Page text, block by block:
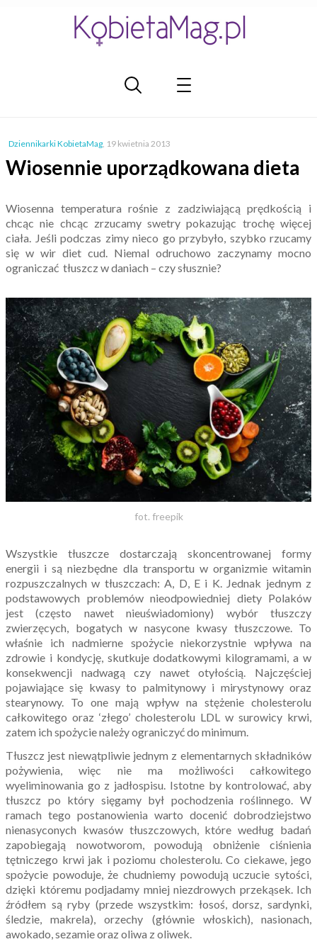
Dziennikarki KobietaMag, 19 kwietnia 2013
Wiosennie uporządkowana dieta
Wiosenna temperatura rośnie z zadziwiającą prędkością i
chcąc nie chcąc zrzucamy swetry pokazując trochę więcej
ciała. Jeśli podczas zimy nieco go przybyło, szybko rzucamy
się w wir diet cud. Niemal odruchowo zaczynamy mocno
ograniczać tłuszcz w daniach – czy słusznie?
fot. freepik
Wszystkie tłuszcze dostarczają skoncentrowanej formy
energii i są niezbędne dla transportu w organizmie witamin
rozpuszczalnych w tłuszczach: A, D, E i K. Jednak jednym z
podstawowych problemów nieodpowiedniej diety Polaków
jest (często nawet nieuświadomiony) wybór tłuszczy
zwierzęcych, bogatych w nasycone kwasy tłuszczowe. To
właśnie ich nadmierne spożycie niekorzystnie wpływa na
zdrowie i kondycję, skutkuje dodatkowymi kilogramami, a w
konsekwencji nadwagą czy nawet otyłością. Najczęściej
pojawiające się kwasy to palmitynowy i mirystynowy oraz
stearynowy. To one mają wpływ na stężenie cholesterolu
całkowitego oraz ‘złego’ cholesterolu LDL w surowicy krwi,
zatem ich spożycie należy ograniczyć do minimum.
Tłuszcz jest niewątpliwie jednym z elementarnych składników
pożywienia, więc nie ma możliwości całkowitego
wyeliminowania go z jadłospisu. Istotne by kontrolować, aby
tłuszcz po który sięgamy był pochodzenia roślinnego. W
ramach tego postanowienia warto docenić dobrodziejstwo
nienasyconych kwasów tłuszczowych, które według badań
zapobiegają nowotworom, powodują obniżenie ciśnienia
tętniczego krwi jak i poziomu cholesterolu. Co ciekawe, jego
spożycie powoduje, że chudniemy powodują uczucie sytości,
dzięki któremu podjadamy mniej niezdrowych przekąsek. Ich
źródłem są ryby (przede wszystkim: łosoś, dorsz, sardynki,
śledzie, makrela), orzechy (głównie włoskich), nasionach,
awokado, sezamie oraz oliwa z oliwek.